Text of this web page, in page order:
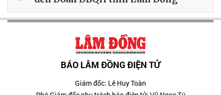
BÁO LÂM ĐỒNG ĐIỆN TỬ
Giám đốc: Lê Huy Toàn